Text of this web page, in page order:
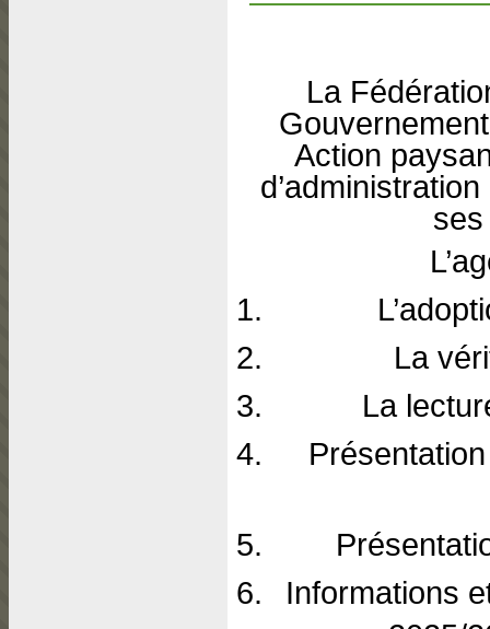
La
Action
La
La
Informations